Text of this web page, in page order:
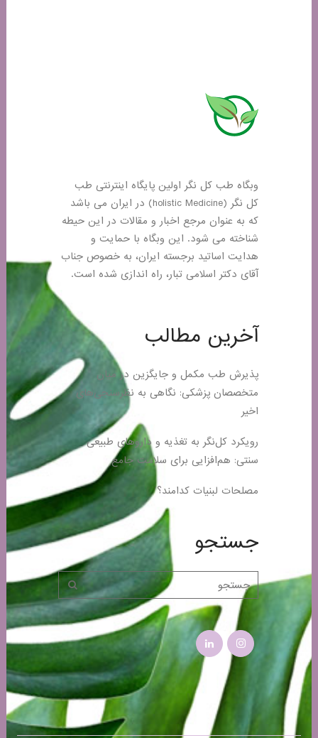
وبگاه طب کل نگر اولین پایگاه اینترنتی طب
کل نگر (holistic Medicine) در ایران می باشد
که به عنوان مرجع اخبار و مقالات در این حیطه
شناخته می شود. این وبگاه با حمایت و
هدایت اساتید برجسته ایران، به خصوص جناب
آقای دکتر اسلامی تبار، راه اندازی شده است.
آخرین مطالب
پذیرش طب مکمل و جایگزین در میان
متخصصان پزشکی: نگاهی به نظرسنجی‌های
اخیر
رویکرد کل‌نگر به تغذیه و داروهای طبیعی
سنتی: هم‌افزایی برای سلامت جامع
مصلحات لبنیات کدامند؟
جستجو